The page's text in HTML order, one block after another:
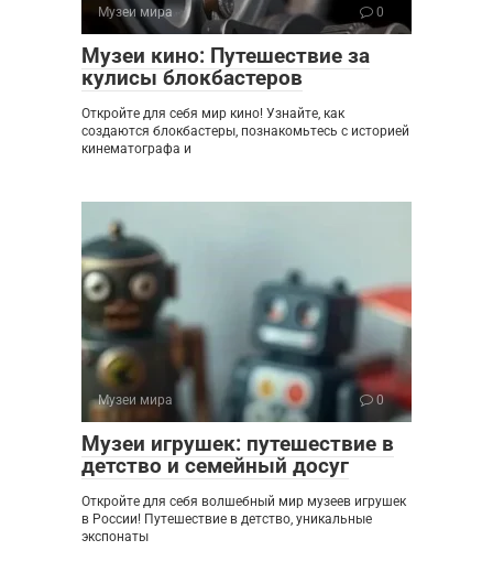
Музеи мира 0
Музеи кино: Путешествие за
кулисы блокбастеров
Откройте для себя мир кино! Узнайте, как
создаются блокбастеры, познакомьтесь с историей
кинематографа и
Музеи мира 0
Музеи игрушек: путешествие в
детство и семейный досуг
Откройте для себя волшебный мир музеев игрушек
в России! Путешествие в детство, уникальные
экспонаты